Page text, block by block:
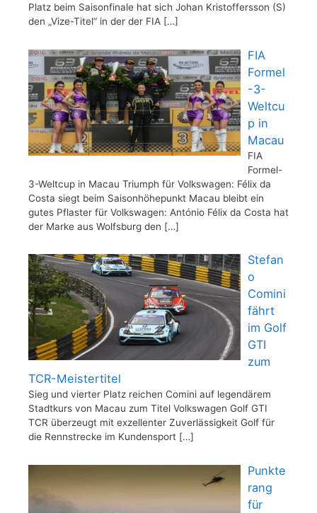
Platz beim Saisonfinale hat sich Johan Kristoffersson (S)
den „Vize-Titel“ in der der FIA […]
FIA
Formel
-3-
Weltcu
p in
Macau
FIA
Formel-
3-Weltcup in Macau Triumph für Volkswagen: Félix da
Costa siegt beim Saisonhöhepunkt Macau bleibt ein
gutes Pflaster für Volkswagen: António Félix da Costa hat
der Marke aus Wolfsburg den […]
Stefan
o
Comini
fährt
im Golf
GTI
zum
TCR-Meistertitel
Sieg und vierter Platz reichen Comini auf legendärem
Stadtkurs von Macau zum Titel Volkswagen Golf GTI
TCR überzeugt mit exzellenter Zuverlässigkeit Golf für
die Rennstrecke im Kundensport […]
Punkte
rang
für